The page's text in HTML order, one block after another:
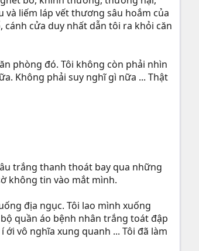
liếm láp vết thương sâu hoắm của
cánh cửa duy nhất dẫn tôi ra khỏi căn
phòng đó. Tôi không còn phải nhìn
Không phải suy nghĩ gì nữa ... Thật
trắng thanh thoát bay qua những
không tin vào mắt mình.
địa ngục. Tôi lao mình xuống
quần áo bệnh nhân trắng toát đập
vô nghĩa xung quanh ... Tôi đã làm